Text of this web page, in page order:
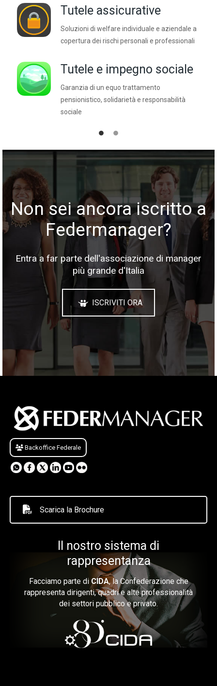
Tutele assicurative
Soluzioni di welfare individuale e aziendale a
copertura dei rischi personali e professionali
Tutele e impegno sociale
Garanzia di un equo trattamento
pensionistico, solidarietà e responsabilità
sociale
Non sei ancora iscritto a
Federmanager?
Entra a far parte dell'associazione di manager
più grande d'Italia
ISCRIVITI ORA
Backoffice Federale
Scarica la Brochure
Il nostro sistema di
rappresentanza
Facciamo parte di CIDA, la Confederazione che
rappresenta dirigenti, quadri e alte professionalità
dei settori pubblico e privato.